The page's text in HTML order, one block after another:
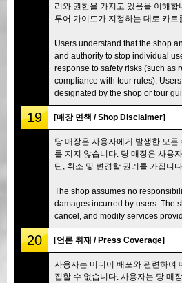
리와 권한을 가지고 있음을 이해
투어 가이드가 지정하는 대로 카트
Users understand that the shop
and authority to stop individual
response to safety risks (such as
compliance with tour rules).
designated by the shop or tour
19 [매장 면책 / Shop Disclaimer]
당 매장은 사용자에게 발생한 모
를 지지 않습니다. 당 매장은 사용
단, 취소 및 변경할 권리를 가집니다.
The shop assumes no
damages incurred by users. The
cancel, and modify services
20 [언론 취재 / Press Coverage]
사용자는 미디어 배포와 관련하여
집할 수 없습니다. 사용자는 당 매